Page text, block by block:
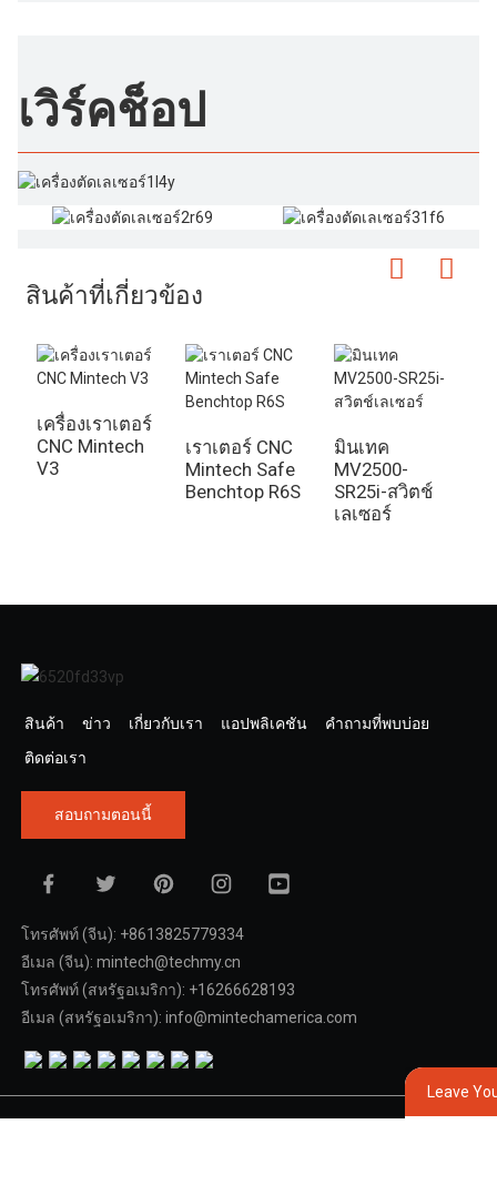
เวิร์คช็อป
สินค้าที่เกี่ยวข้อง
เครื่องเราเตอร์
CNC Mintech
V3
เราเตอร์ CNC
Mintech Safe
Benchtop R6S
มินเทค
MV2500-
SR25i-สวิตช์
เลเซอร์
สินค้า ข่าว เกี่ยวกับเรา แอปพลิเคชัน
คำถามที่พบบ่อย
ติดต่อเรา
สอบถามตอนนี้
โทรศัพท์ (จีน): +8613825779334
อีเมล (จีน): mintech@techmy.cn
โทรศัพท์ (สหรัฐอเมริกา): +16266628193
อีเมล (สหรัฐอเมริกา): info@mintechamerica.com
Leave